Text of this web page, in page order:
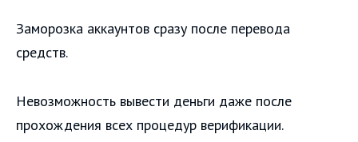
Заморозка аккаунтов сразу после перевода
средств.
Невозможность вывести деньги даже после
прохождения всех процедур верификации.